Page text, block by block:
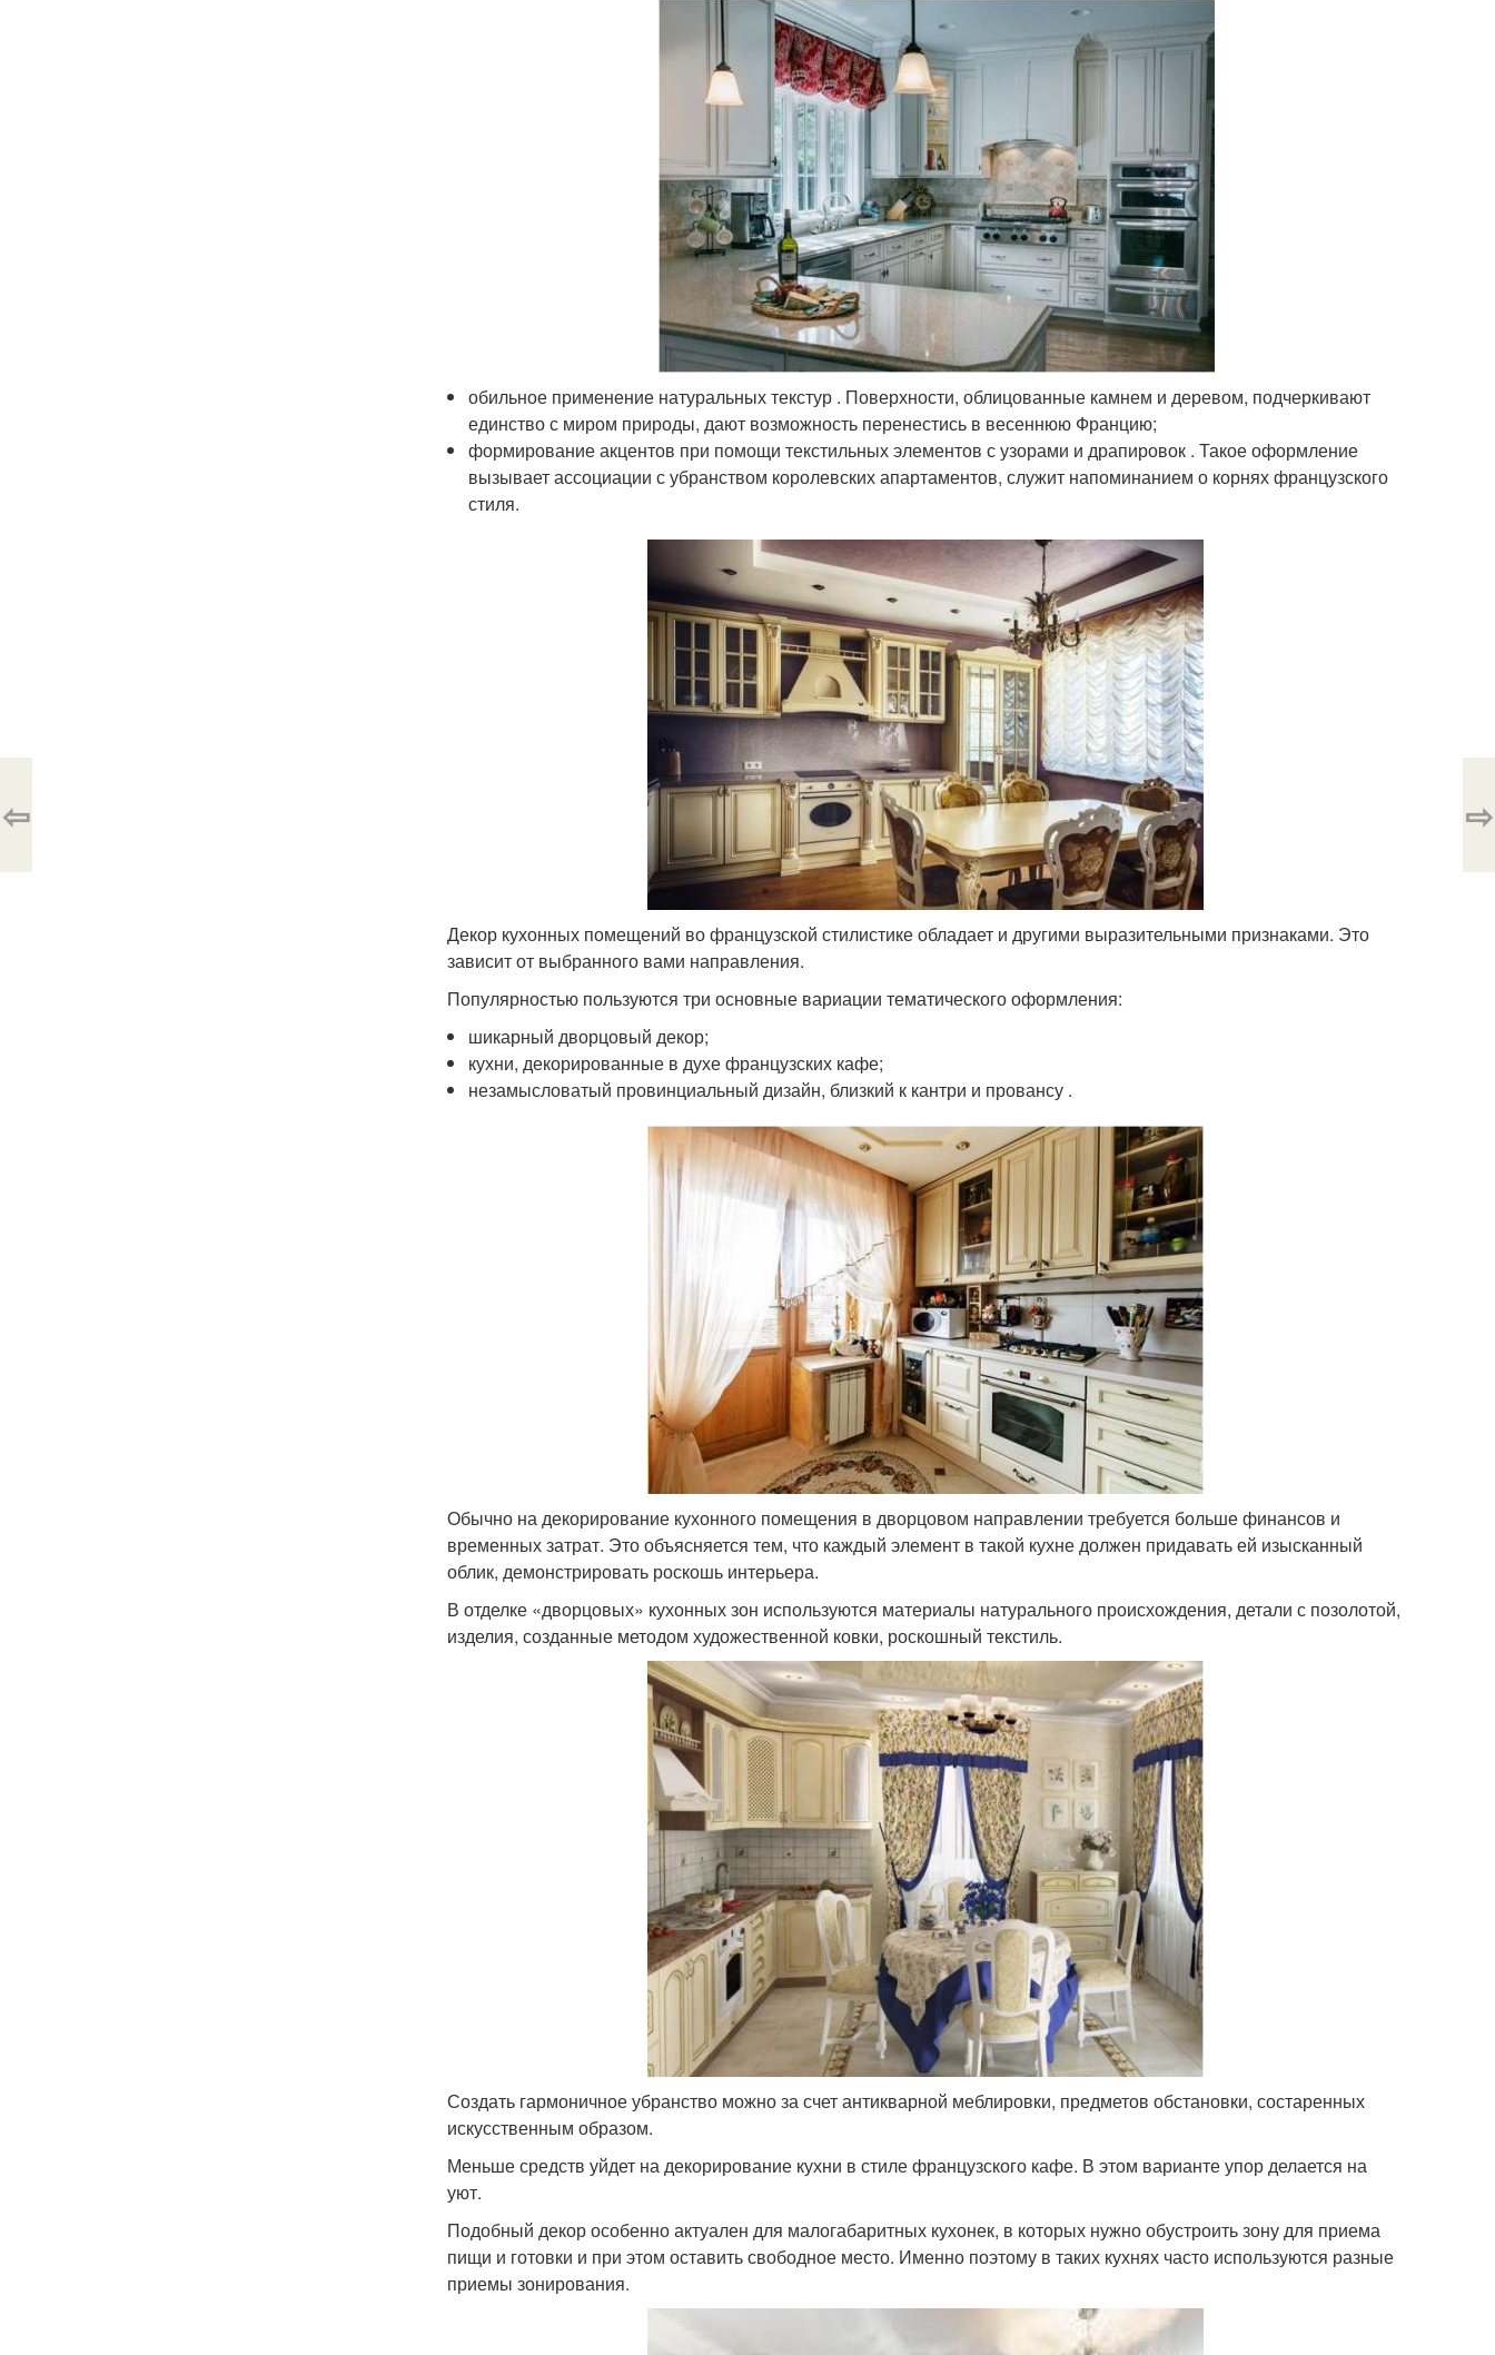
обильное применение натуральных текстур . Поверхности, облицованные камнем и деревом, подчеркивают
единство с миром природы, дают возможность перенестись в весеннюю Францию;
формирование акцентов при помощи текстильных элементов с узорами и драпировок . Такое оформление
вызывает ассоциации с убранством королевских апартаментов, служит напоминанием о корнях французского
стиля.
Декор кухонных помещений во французской стилистике обладает и другими выразительными признаками. Это
зависит от выбранного вами направления.
Популярностью пользуются три основные вариации тематического оформления:
шикарный дворцовый декор;
кухни, декорированные в духе французских кафе;
незамысловатый провинциальный дизайн, близкий к кантри и провансу .
Обычно на декорирование кухонного помещения в дворцовом направлении требуется больше финансов и
временных затрат. Это объясняется тем, что каждый элемент в такой кухне должен придавать ей изысканный
облик, демонстрировать роскошь интерьера.
В отделке «дворцовых» кухонных зон используются материалы натурального происхождения, детали с позолотой,
изделия, созданные методом художественной ковки, роскошный текстиль.
Создать гармоничное убранство можно за счет антикварной меблировки, предметов обстановки, состаренных
искусственным образом.
Меньше средств уйдет на декорирование кухни в стиле французского кафе. В этом варианте упор делается на
уют.
Подобный декор особенно актуален для малогабаритных кухонек, в которых нужно обустроить зону для приема
пищи и готовки и при этом оставить свободное место. Именно поэтому в таких кухнях часто используются разные
приемы зонирования.
⇦ ⇨